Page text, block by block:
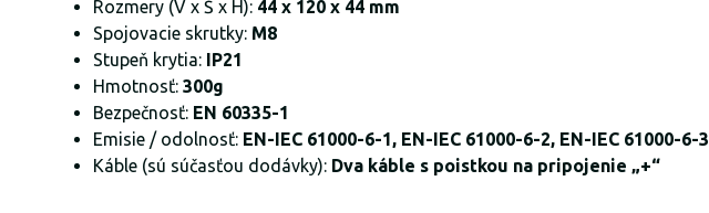
Rozmery (V x Ś x H): 44 x 120 x 44 mm
Spojovacie skrutky: M8
Stupeň krytia: IP21
Hmotnosť: 300g
Bezpečnosť: EN 60335-1
Emisie / odolnosť: EN-IEC 61000-6-1, EN-IEC 61000-6-2, EN-IEC 61000-6-3
Káble (sú súčasťou dodávky): Dva káble s poistkou na pripojenie „+“